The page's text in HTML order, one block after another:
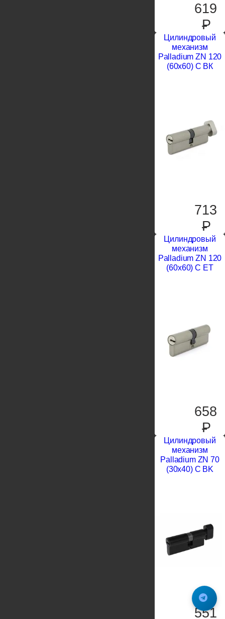
619
P
Цилиндровый
механизм
Palladium ZN 120
(60х60) C ВК
713
P
Цилиндровый
механизм
Palladium ZN 120
(60х60) C ЕТ
658
P
Цилиндровый
механизм
Palladium ZN 70
(30х40) C BK
551